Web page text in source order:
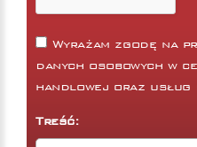
Wyrażam zgodę na
danych osobowych w
handlowej oraz usług
Treść: